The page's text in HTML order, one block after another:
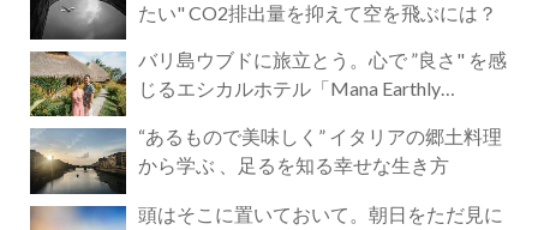
たい" CO2排出量を抑えて空を飛ぶには？
バリ島ウブドに旅立とう。心で ”良さ" を感
じるエシカルホテル「Mana Earthly
“あるもので美味しく” イタリアの郷土料理
から学ぶ 、足るを知る幸せな生き方
頭はそこに置いておいて。朝日をただ見に